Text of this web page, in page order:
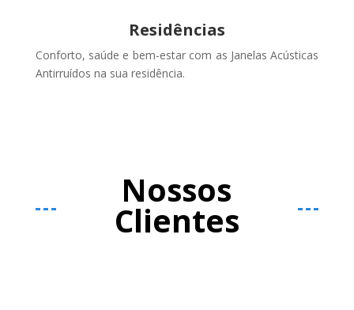
Residências
Conforto, saúde e bem-estar com as Janelas Acústicas
Antirruídos na sua residência.
Nossos
Clientes